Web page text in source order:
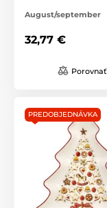
August/september
32,77 €
Porovnať
PREDOBJEDNÁVKA